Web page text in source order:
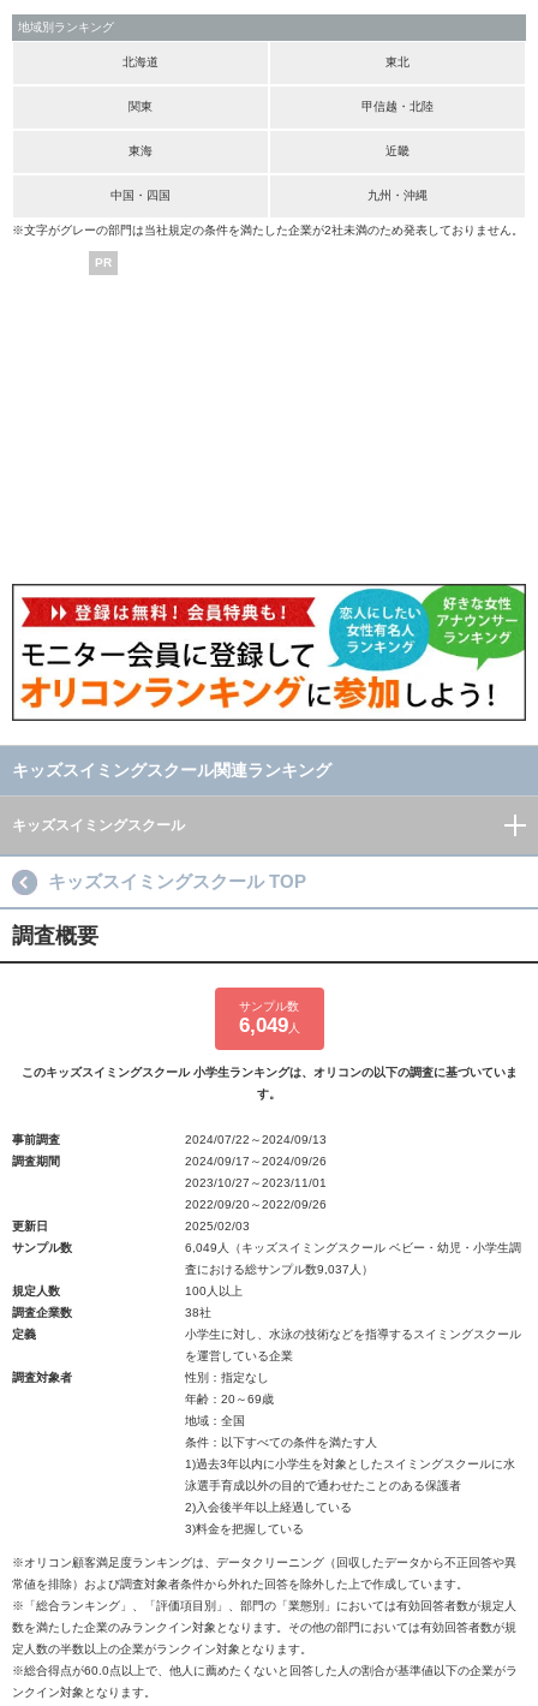
地域別ランキング
北海道 東北
関東 甲信越・北陸
東海 近畿
中国・四国 九州・沖縄
※文字がグレーの部門は当社規定の条件を満たした企業が2社未満のため発表しておりません。
PR
キッズスイミングスクール関連ランキング
キッズスイミングスクール
キッズスイミングスクール TOP
調査概要
サンプル数
6,049人
このキッズスイミングスクール 小学生ランキングは、オリコンの以下の調査に基づいていま
す。
事前調査
2024/07/22～2024/09/13
調査期間
2024/09/17～2024/09/26
2023/10/27～2023/11/01
2022/09/20～2022/09/26
更新日
2025/02/03
サンプル数
6,049人（キッズスイミングスクール ベビー・幼児・小学生調
査における総サンプル数9,037人）
規定人数
100人以上
調査企業数
38社
定義
小学生に対し、水泳の技術などを指導するスイミングスクール
を運営している企業
調査対象者
性別：指定なし
年齢：20～69歳
地域：全国
条件：以下すべての条件を満たす人
1)過去3年以内に小学生を対象としたスイミングスクールに水
泳選手育成以外の目的で通わせたことのある保護者
2)入会後半年以上経過している
3)料金を把握している
※オリコン顧客満足度ランキングは、データクリーニング（回収したデータから不正回答や異
常値を排除）および調査対象者条件から外れた回答を除外した上で作成しています。
※「総合ランキング」、「評価項目別」、部門の「業態別」においては有効回答者数が規定人
数を満たした企業のみランクイン対象となります。その他の部門においては有効回答者数が規
定人数の半数以上の企業がランクイン対象となります。
※総合得点が60.0点以上で、他人に薦めたくないと回答した人の割合が基準値以下の企業がラ
ンクイン対象となります。